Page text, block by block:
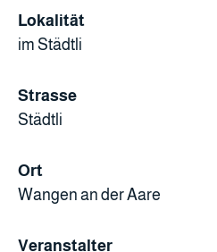
Lokalität
im Städtli
Strasse
Städtli
Ort
Wangen an der Aare
Veranstalter